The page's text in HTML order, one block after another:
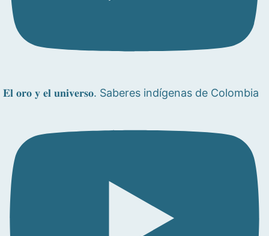
𝐄𝐥 𝐨𝐫𝐨 𝐲 𝐞𝐥 𝐮𝐧𝐢𝐯𝐞𝐫𝐬𝐨. Saberes indígenas de Colombia